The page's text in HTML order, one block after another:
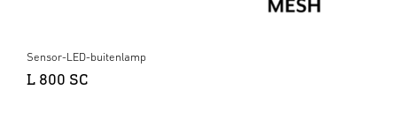
Sensor-LED-buitenlamp
L 800 SC